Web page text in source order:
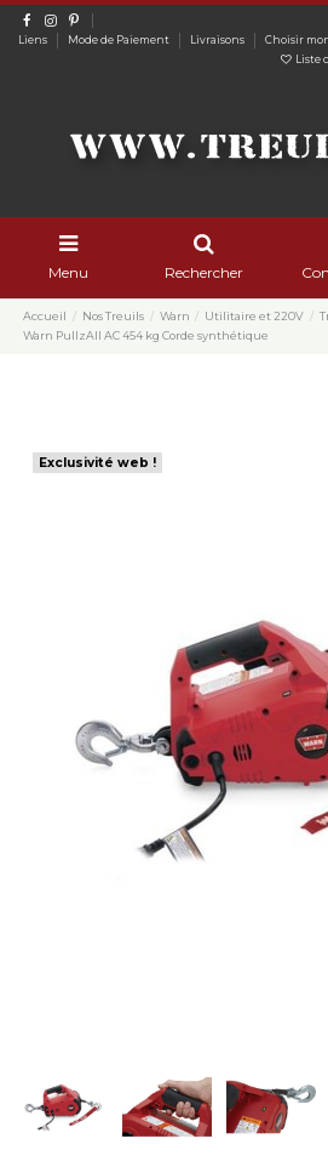
Liens Mode de Paiement Livraisons Choisir
Liste
Menu Rechercher
Accueil Nos Treuils Warn Utilitaire et 220V
Warn PullzAll AC 454 kg Corde synthétique
Exclusivité web !